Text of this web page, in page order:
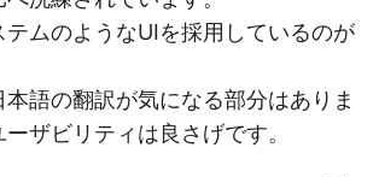
テムのようなUIを採用しているのが
本語の翻訳が気になる部分はありま
ザビリティは良さげです。